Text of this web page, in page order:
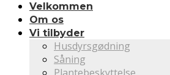
Velkommen
Om os
Vi tilbyder
Husdyrsgødning
Såning